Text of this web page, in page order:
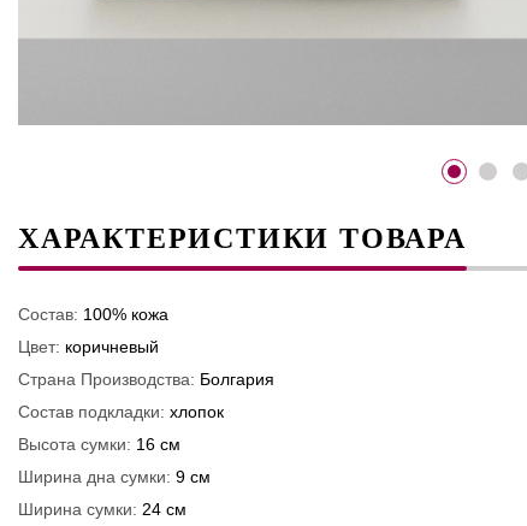
ХАРАКТЕРИСТИКИ ТОВАРА
Состав: 100% кожа
Цвет: коричневый
Страна Производства: Болгария
Состав подкладки: хлопок
Высота сумки: 16 см
Ширина дна сумки: 9 см
Ширина сумки: 24 см